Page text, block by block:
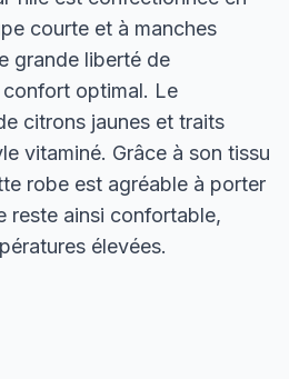
courte et à manches
grande liberté de
optimal. Le
citrons jaunes et traits
vitaminé. Grâce à son tissu
robe est agréable à porter
reste ainsi confortable,
élevées.